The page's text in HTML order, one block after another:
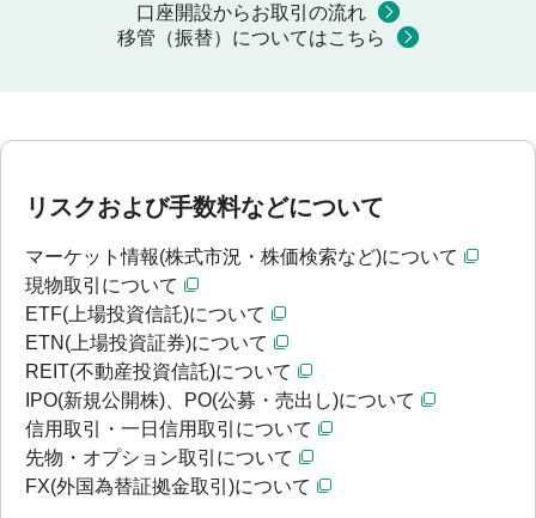
口座開設からお取引の流れ
移管（振替）についてはこちら
リスクおよび手数料などについて
マーケット情報(株式市況・株価検索など)について
現物取引について
ETF(上場投資信託)について
ETN(上場投資証券)について
REIT(不動産投資信託)について
IPO(新規公開株)、PO(公募・売出し)について
信用取引・一日信用取引について
先物・オプション取引について
FX(外国為替証拠金取引)について